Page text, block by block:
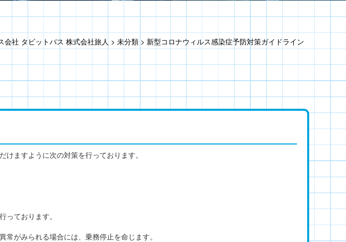
社 タビットバス 株式会社旅人 > 未分類 > 新型コロナウィルス感染症予防対策ガイドライン
ますように次の対策を行っております。
ております。
がみられる場合には、乗務停止を命じます。